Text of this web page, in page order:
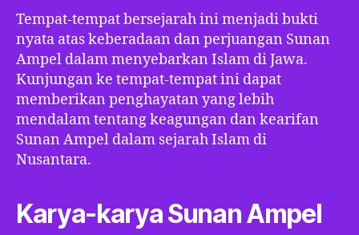
Tempat-tempat bersejarah ini menjadi bukti
nyata atas keberadaan dan perjuangan Sunan
Ampel dalam menyebarkan Islam di Jawa.
Kunjungan ke tempat-tempat ini dapat
memberikan penghayatan yang lebih
mendalam tentang keagungan dan kearifan
Sunan Ampel dalam sejarah Islam di
Nusantara.
Karya-karya Sunan Ampel